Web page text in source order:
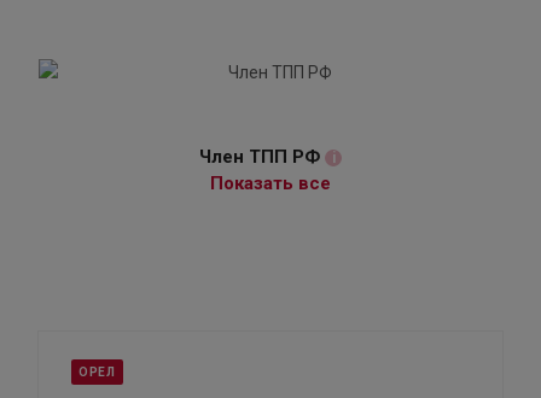
Член ТПП РФ i
Показать все
ОРЕЛ